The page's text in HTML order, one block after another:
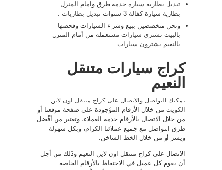
تبديل بطارية سيارة خدمة طرق وامام المنزل
بطارية سيارة كفالة 3 سنوات
تبديل بطاريات .
ونحن متخصصين ببيع وشراء السيارات وفحصها
بالبيت نشتري سيارات مستعملة من أمام المنزل
بالنعيم يشترون سيارات .
كراج سيارات متنقل
النعيم
يمكنك التواصل والاتصال علىكراج متنقل اون لاين
الكويت من خلال الأرقام الموْجودة على صفحة موقعنا أو
من خلال الاتصال بالأرقام خدمة العملاء، وتعتبر من أفْضل
طرق التواصل مع جَميع عملائنا الكرام، وبكل سهولة
ويسر أو من خلال الخط الساخن.
الاتصال على كراج متنقل اون لاين النعيم وذَلك من أجل
أن يقوم كل عميل في الاحتفاظ بالأرقام الخاصة